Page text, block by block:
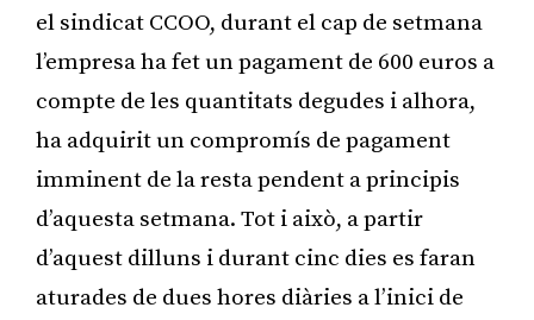
el sindicat CCOO, durant el cap de setmana
l’empresa ha fet un pagament de 600 euros a
compte de les quantitats degudes i alhora,
ha adquirit un compromís de pagament
imminent de la resta pendent a principis
d’aquesta setmana. Tot i això, a partir
d’aquest dilluns i durant cinc dies es faran
aturades de dues hores diàries a l’inici de